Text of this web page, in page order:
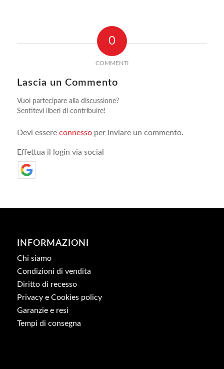
0
COMMENTI
Lascia un Commento
Vuoi partecipare alla discussione?
Sentitevi liberi di contribuire!
Devi essere connessoper inviare un commento.
Effettua il login via social
INFORMAZIONI
Chi siamo
Condizioni di vendita
Diritto di recesso
Privacy e Cookies policy
Garanzie e resi
Tempi di consegna